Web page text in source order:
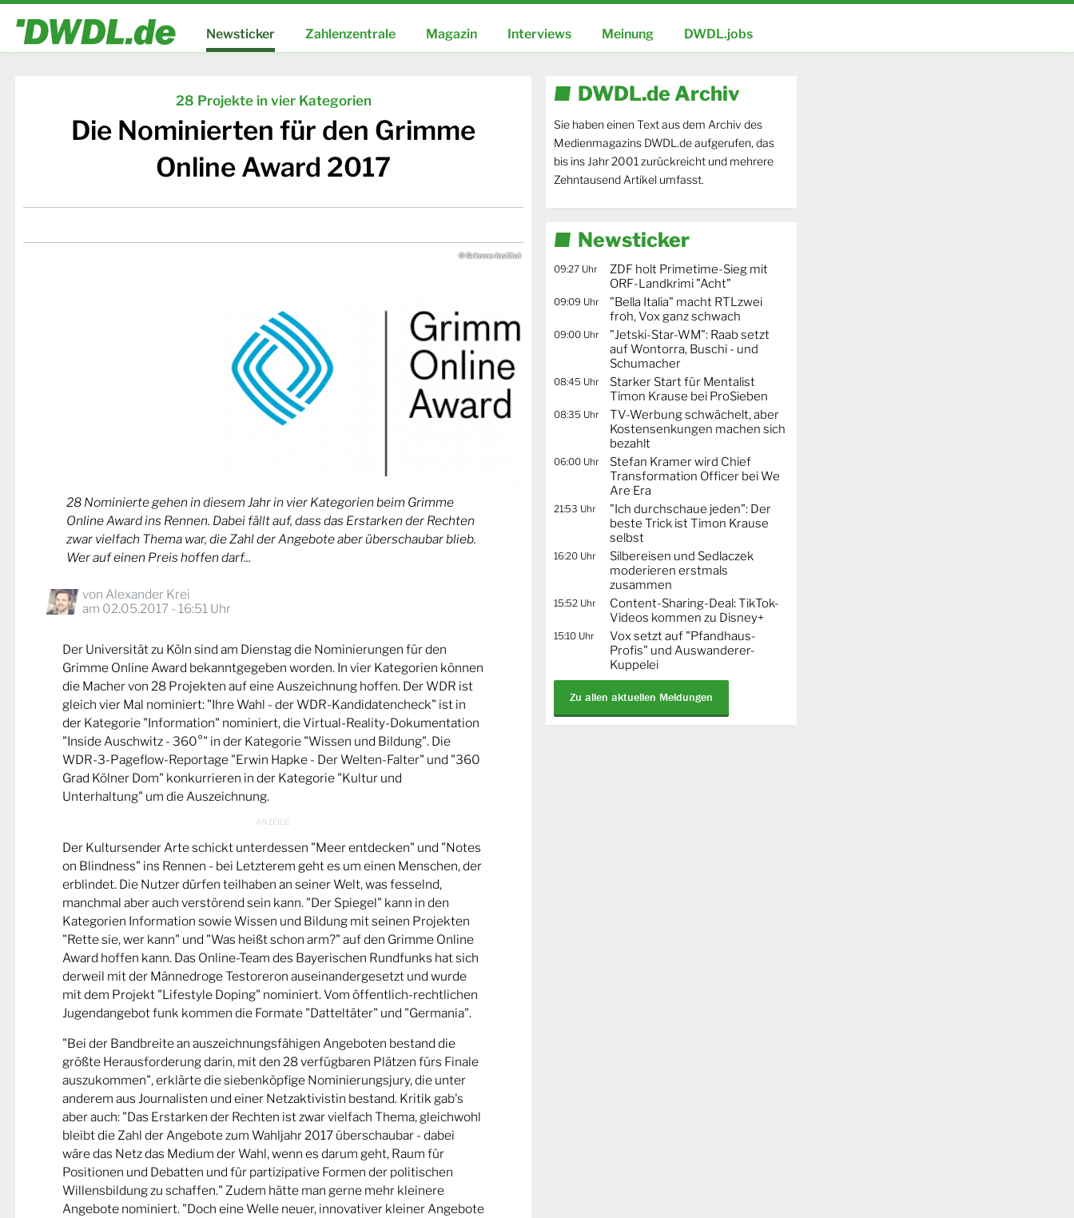
Newsticker Zahlenzentrale Magazin Interviews Meinung DWDL.jobs
28 Projekte in vier Kategorien
Die Nominierten für den Grimme
Online Award 2017
© Grimme-Institut
28 Nominierte gehen in diesem Jahr in vier Kategorien beim Grimme
Online Award ins Rennen. Dabei fällt auf, dass das Erstarken der Rechten
zwar vielfach Thema war, die Zahl der Angebote aber überschaubar blieb.
Wer auf einen Preis hoffen darf...
von Alexander Krei
am 02.05.2017 - 16:51 Uhr
Der Universität zu Köln sind am Dienstag die Nominierungen für den
Grimme Online Award bekanntgegeben worden. In vier Kategorien können
die Macher von 28 Projekten auf eine Auszeichnung hoffen. Der WDR ist
gleich vier Mal nominiert: "Ihre Wahl - der WDR-Kandidatencheck" ist in
der Kategorie "Information" nominiert, die Virtual-Reality-Dokumentation
"Inside Auschwitz - 360°" in der Kategorie "Wissen und Bildung". Die
WDR-3-Pageflow-Reportage "Erwin Hapke - Der Welten-Falter" und "360
Grad Kölner Dom" konkurrieren in der Kategorie "Kultur und
Unterhaltung" um die Auszeichnung.
Der Kultursender Arte schickt unterdessen "Meer entdecken" und "Notes
on Blindness" ins Rennen - bei Letzterem geht es um einen Menschen, der
erblindet. Die Nutzer dürfen teilhaben an seiner Welt, was fesselnd,
manchmal aber auch verstörend sein kann. "Der Spiegel" kann in den
Kategorien Information sowie Wissen und Bildung mit seinen Projekten
"Rette sie, wer kann" und "Was heißt schon arm?" auf den Grimme Online
Award hoffen kann. Das Online-Team des Bayerischen Rundfunks hat sich
derweil mit der Männedroge Testoreron auseinandergesetzt und wurde
mit dem Projekt "Lifestyle Doping" nominiert. Vom öffentlich-rechtlichen
Jugendangebot funk kommen die Formate "Datteltäter" und "Germania".
"Bei der Bandbreite an auszeichnungsfähigen Angeboten bestand die
größte Herausforderung darin, mit den 28 verfügbaren Plätzen fürs Finale
auszukommen", erklärte die siebenköpfige Nominierungsjury, die unter
anderem aus Journalisten und einer Netzaktivistin bestand. Kritik gab's
aber auch: "Das Erstarken der Rechten ist zwar vielfach Thema, gleichwohl
bleibt die Zahl der Angebote zum Wahljahr 2017 überschaubar - dabei
wäre das Netz das Medium der Wahl, wenn es darum geht, Raum für
Positionen und Debatten und für partizipative Formen der politischen
Willensbildung zu schaffen." Zudem hätte man gerne mehr kleinere
Angebote nominiert. "Doch eine Welle neuer, innovativer kleiner Angebote
DWDL.de Archiv
Sie haben einen Text aus dem Archiv des
Medienmagazins DWDL.de aufgerufen, das
bis ins Jahr 2001 zurückreicht und mehrere
Zehntausend Artikel umfasst.
Newsticker
09:27 Uhr
ZDF holt Primetime-Sieg mit
ORF-Landkrimi "Acht"
09:09 Uhr
"Bella Italia" macht RTLzwei
froh, Vox ganz schwach
09:00 Uhr
"Jetski-Star-WM": Raab setzt
auf Wontorra, Buschi - und
Schumacher
08:45 Uhr
Starker Start für Mentalist
Timon Krause bei ProSieben
08:35 Uhr
TV-Werbung schwächelt, aber
Kostensenkungen machen sich
bezahlt
06:00 Uhr
Stefan Kramer wird Chief
Transformation Officer bei We
Are Era
21:53 Uhr
"Ich durchschaue jeden": Der
beste Trick ist Timon Krause
selbst
16:20 Uhr
Silbereisen und Sedlaczek
moderieren erstmals
zusammen
15:52 Uhr
Content-Sharing-Deal: TikTok-
Videos kommen zu Disney+
15:10 Uhr
Vox setzt auf "Pfandhaus-
Profis" und Auswanderer-
Kuppelei
Zu allen aktuellen Meldungen